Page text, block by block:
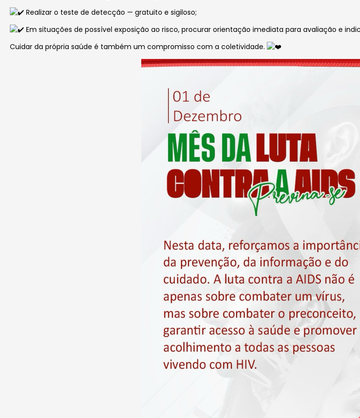
Realizar o teste de detecção — gratuito e sigiloso;
Em situações de possível exposição ao risco, procurar orientação imediata para avaliação e
Cuidar da própria saúde é também um compromisso com a coletividade.